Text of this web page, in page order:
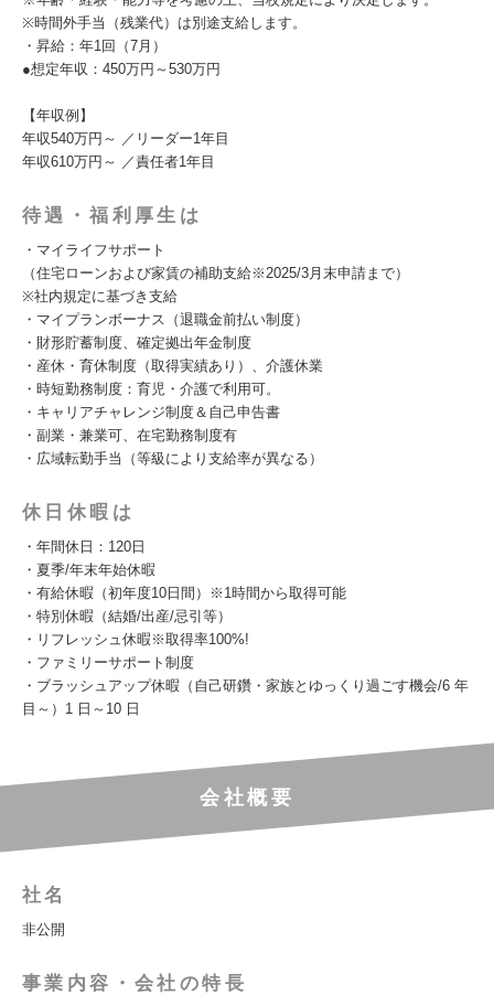
※時間外手当（残業代）は別途支給します。
・昇給：年1回（7月）
●想定年収：450万円～530万円
【年収例】
年収540万円～ ／リーダー1年目
年収610万円～ ／責任者1年目
待遇・福利厚生は
・マイライフサポート
（住宅ローンおよび家賃の補助支給※2025/3月末申請まで）
※社内規定に基づき支給
・マイプランボーナス（退職金前払い制度）
・財形貯蓄制度、確定拠出年金制度
・産休・育休制度（取得実績あり）、介護休業
・時短勤務制度：育児・介護で利用可。
・キャリアチャレンジ制度＆自己申告書
・副業・兼業可、在宅勤務制度有
・広域転勤手当（等級により支給率が異なる）
休日休暇は
・年間休日：120日
・夏季/年末年始休暇
・有給休暇（初年度10日間）※1時間から取得可能
・特別休暇（結婚/出産/忌引等）
・リフレッシュ休暇※取得率100%!
・ファミリーサポート制度
・ブラッシュアップ休暇（自己研鑽・家族とゆっくり過ごす機会/6 年
目～）1 日～10 日
会社概要
社名
非公開
事業内容・会社の特長